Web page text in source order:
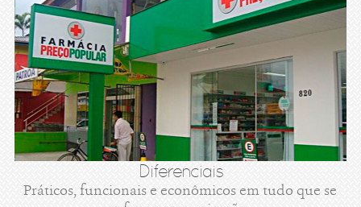
Diferenciais
Práticos, funcionais e econômicos em tudo que se